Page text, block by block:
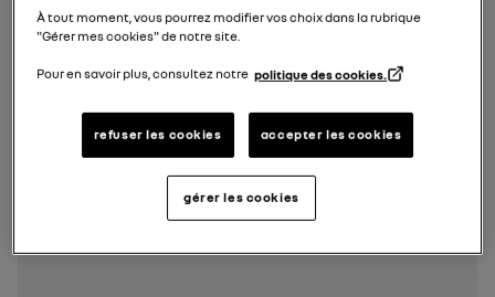
À tout moment, vous pourrez modifier vos choix dans la rubrique
"Gérer mes cookies" de notre site.
Pour en savoir plus, consultez notre politique des cookies.
refuser les cookies accepter les cookies
gérer les cookies